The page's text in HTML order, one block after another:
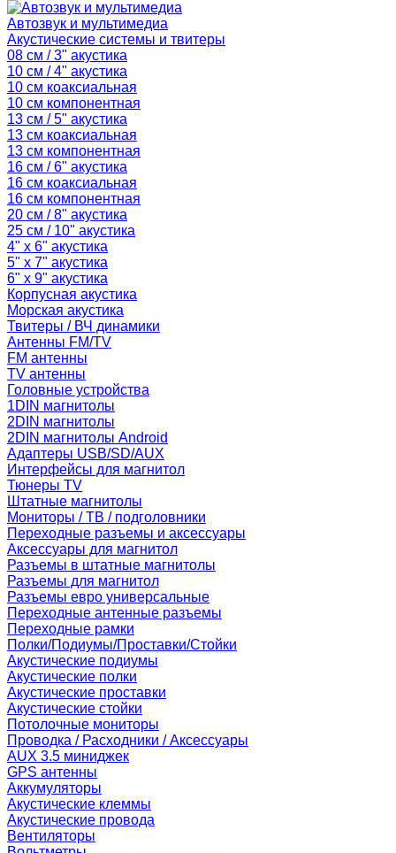
Автозвук и мультимедиа
Акустические системы и твитеры
08 см / 3" акустика
10 см / 4" акустика
10 см коаксиальная
10 см компонентная
13 см / 5" акустика
13 см коаксиальная
13 см компонентная
16 см / 6" акустика
16 см коаксиальная
16 см компонентная
20 см / 8" акустика
25 см / 10" акустика
4" x 6" акустика
5" x 7" акустика
6" x 9" акустика
Корпусная акустика
Морская акустика
Твитеры / ВЧ динамики
Антенны FM/TV
FM антенны
TV антенны
Головные устройства
1DIN магнитолы
2DIN магнитолы
2DIN магнитолы Android
Адаптеры USB/SD/AUX
Интерфейсы для магнитол
Тюнеры TV
Штатные магнитолы
Мониторы / ТВ / подголовники
Переходные разъемы и аксессуары
Аксессуары для магнитол
Разъемы в штатные магнитолы
Разъемы для магнитол
Разъемы евро универсальные
Переходные антенные разъемы
Переходные рамки
Полки/Подиумы/Проставки/Стойки
Акустические подиумы
Акустические полки
Акустические проставки
Акустические стойки
Потолочные мониторы
Проводка / Расходники / Аксессуары
AUX 3.5 миниджек
GPS антенны
Аккумуляторы
Акустические клеммы
Акустические провода
Вентиляторы